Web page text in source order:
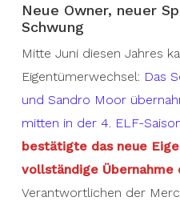
Neue Owner, neuer
Schwung
Mitte Juni diesen Jahres
Eigentümerwechsel: Das
und Sandro Moor
mitten in der 4. ELF-
bestätigte das neue
vollständige Übernahme
Verantwortlichen der